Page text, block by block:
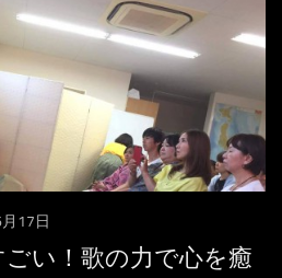
17日
い！歌の力で心を癒